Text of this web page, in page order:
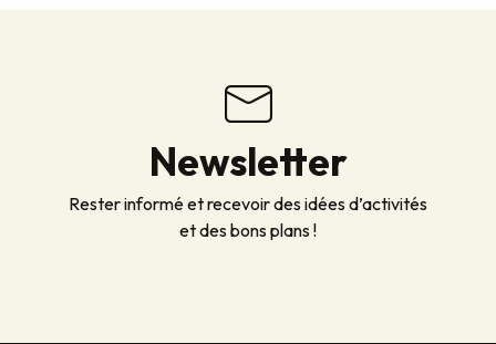
Newsletter
Rester informé et recevoir des idées d’activités
et des bons plans !